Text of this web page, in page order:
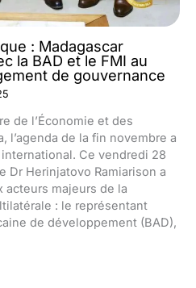
: Madagascar
la BAD et le FMI au
de gouvernance
de l’Économie et des
l’agenda de la fin novembre a
Ce vendredi 28
Dr Herinjatovo Ramiarison a
majeurs de la
: le représentant
de développement (BAD),